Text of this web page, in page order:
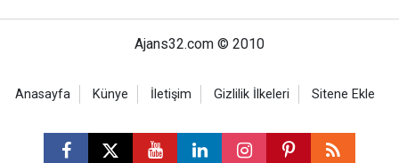
Ajans32.com © 2010
Anasayfa Künye İletişim Gizlilik İlkeleri Sitene Ekle